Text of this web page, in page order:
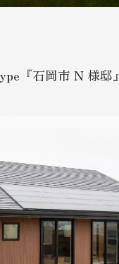
『石岡市 N 様邸』